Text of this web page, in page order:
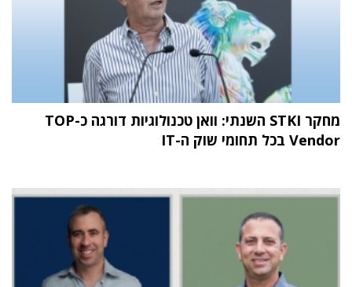
מחקר STKI השנתי: וואן טכנולוגיות דורגה כ-TOP
Vendor בכל תחומי שוק ה-IT